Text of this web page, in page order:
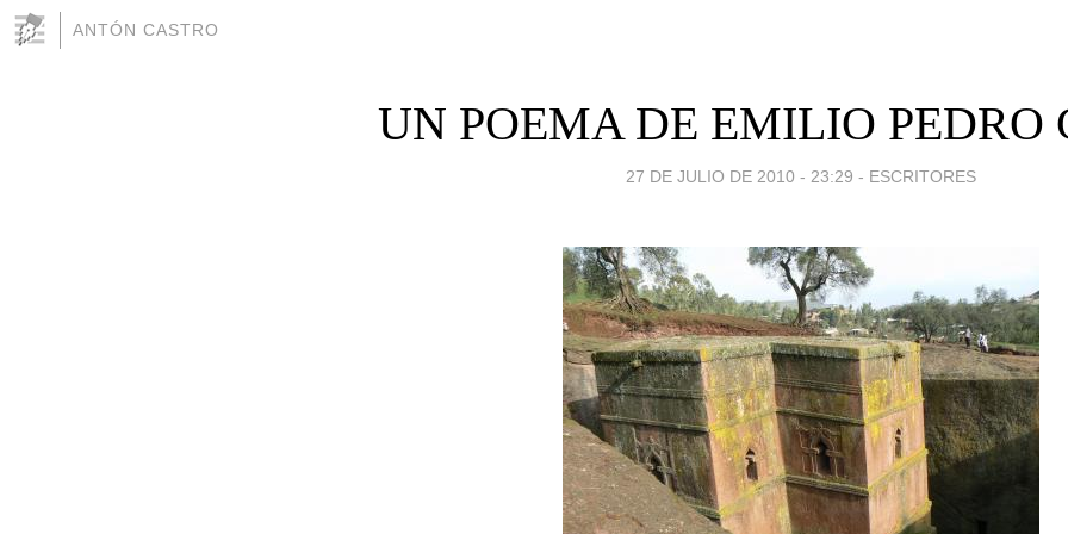
ANTÓN CASTRO
UN POEMA DE EMILIO PEDRO
27 DE JULIO DE 2010 - 23:29 - ESCRITORES